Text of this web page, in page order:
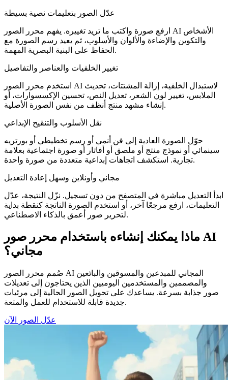
عدّل الصور بتعليمات نصية بسيطة
ارفع صورة واكتب ما تريد تغييره. يفهم محرر الصور AI الأشخاص
والتكوين والإضاءة والألوان والأسلوب، ثم يعيد رسم الصورة مع
الحفاظ على البنية البصرية المهمة.
تغيير الخلفيات والعناصر والتفاصيل
استخدم محرر الصور AI لاستبدال الخلفية، إزالة المشتتات، تحديث
الملابس، تغيير لون الشعر، تعديل النص، تحسين الإكسسوارات، أو
إنشاء مشهد منتج أنظف من نفس الصورة الأصلية.
نقل الأسلوب والتنقيح الإبداعي
حوّل الصورة العادية إلى فن أنمي أو رسم تخطيطي أو بورتريه
سينمائي أو نموذج منتج أو ملصق أو أفاتار أو صورة اجتماعية بعلامة
تجارية. استكشف اتجاهات إبداعية متعددة من صورة واحدة.
مجاني وأونلاين وسهل إعادة التعديل
ابدأ التعديل مباشرة في المتصفح من دون تسجيل. نزّل النتيجة، عدّل
التعليمات، ارفع مرجعًا آخر، أو استخدم الصورة الناتجة كنقطة بداية
لتحرير صور أعمق بالذكاء الاصطناعي.
ماذا يمكنك إنشاءه باستخدام محرر صور AI
مجاني؟
صُمم محرر الصور AI المجاني للمبدعين والمسوقين والبائعين
والمصممين والمستخدمين اليوميين الذين يحتاجون إلى تعديلات
صور جذابة بسرعة. يساعدك على تحويل الصور الحالية إلى مرئيات
جديدة قابلة للاستخدام للعمل والمتعة.
عدّل الصور الآن